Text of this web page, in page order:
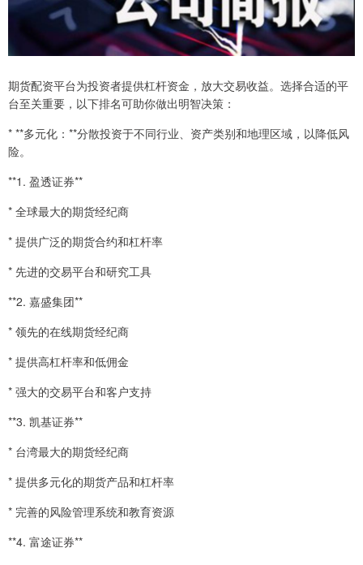
期货配资平台为投资者提供杠杆资金，放大交易收益。选择合适的平
台至关重要，以下排名可助你做出明智决策：
* **多元化：**分散投资于不同行业、资产类别和地理区域，以降低风
险。
**1. 盈透证券**
* 全球最大的期货经纪商
* 提供广泛的期货合约和杠杆率
* 先进的交易平台和研究工具
**2. 嘉盛集团**
* 领先的在线期货经纪商
* 提供高杠杆率和低佣金
* 强大的交易平台和客户支持
**3. 凯基证券**
* 台湾最大的期货经纪商
* 提供多元化的期货产品和杠杆率
* 完善的风险管理系统和教育资源
**4. 富途证券**